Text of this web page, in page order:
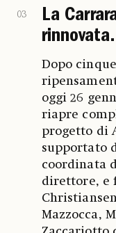
03
La
rinnovata.
Dopo
oggi 26
riapre
progetto di
supportato
coordinata
direttore, e
Mazzocca,